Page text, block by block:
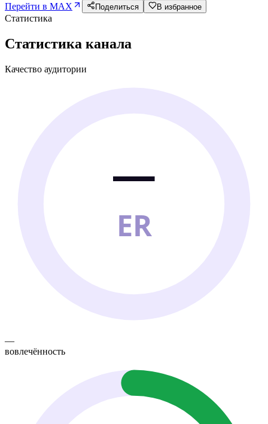
Перейти в MAX Поделиться В избранное
Статистика
Статистика канала
Качество аудитории
—
ER
—
вовлечённость